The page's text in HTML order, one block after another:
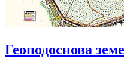
Геоподоснова